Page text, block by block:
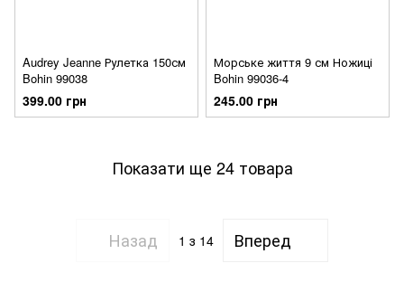
Audrey Jeanne Рулетка 150см
Bohin 99038
399.00 грн
Морське життя 9 см Ножиці
Bohin 99036-4
245.00 грн
Показати ще 24 товара
Назад 1 з 14 Вперед